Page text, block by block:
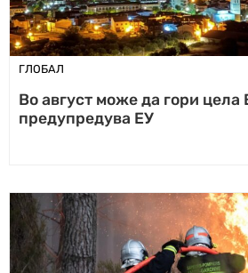
ГЛОБАЛ
Во август може да гори цела
предупредува ЕУ